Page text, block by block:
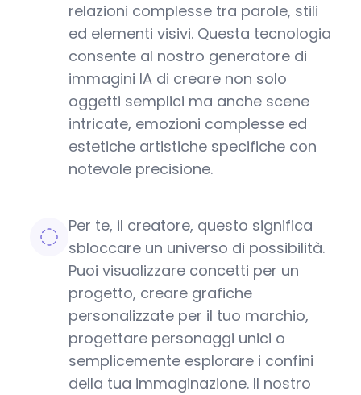
relazioni complesse tra parole, stili
ed elementi visivi. Questa tecnologia
consente al nostro generatore di
immagini IA di creare non solo
oggetti semplici ma anche scene
intricate, emozioni complesse ed
estetiche artistiche specifiche con
notevole precisione.
Per te, il creatore, questo significa
sbloccare un universo di possibilità.
Puoi visualizzare concetti per un
progetto, creare grafiche
personalizzate per il tuo marchio,
progettare personaggi unici o
semplicemente esplorare i confini
della tua immaginazione. Il nostro